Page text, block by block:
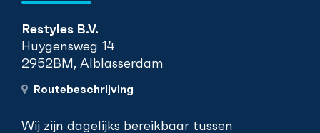
Restyles B.V.
Huygensweg 14
2952BM, Alblasserdam
Routebeschrijving
Wij zijn dagelijks bereikbaar tussen